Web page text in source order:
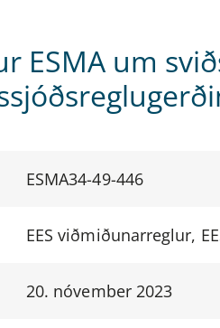
ESMA um
ESMA34-49-446
EES viðmiðunarreglur,
20. nóvember 2023